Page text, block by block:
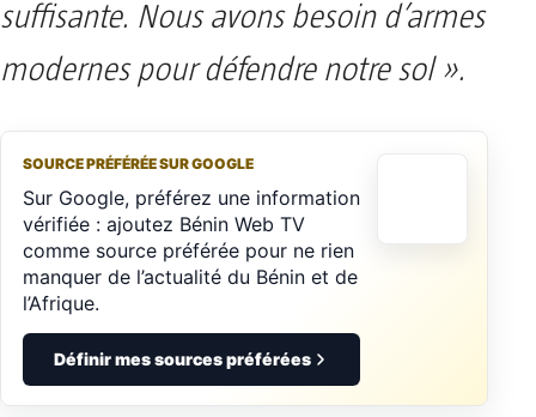
suffisante. Nous avons besoin d’armes
modernes pour défendre notre sol ».
SOURCE PRÉFÉRÉE SUR GOOGLE
Sur Google, préférez une information
vérifiée : ajoutez Bénin Web TV
comme source préférée pour ne rien
manquer de l’actualité du Bénin et de
l’Afrique.
Définir mes sources préférées